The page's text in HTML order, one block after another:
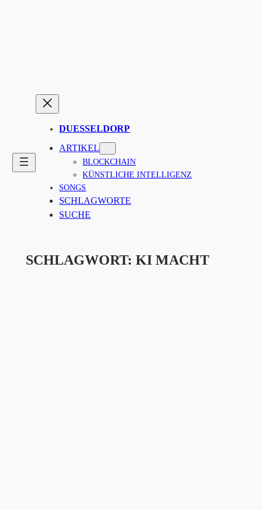
DUESSELDORP
ARTIKEL
BLOCKCHAIN
KÜNSTLICHE INTELLIGENZ
SONGS
SCHLAGWORTE
SUCHE
SCHLAGWORT: KI MACHT